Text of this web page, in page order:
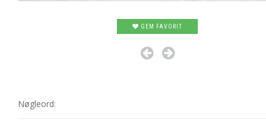
GEM FAVORIT
Nøgleord: